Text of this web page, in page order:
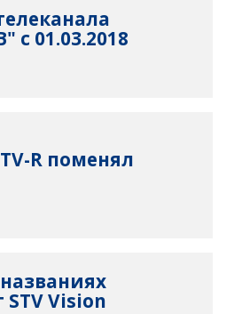
с 01.03.2018
R поменял
STV Vision